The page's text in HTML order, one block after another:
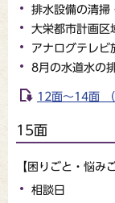
排水設備の清掃
大栄都市計画区
アナログテレビ
8月の水道水の
12面～14面
15面
【困りごと・悩み
相談日